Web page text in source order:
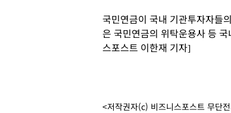
국민연금이 국내 기관투자자들
은 국민연금의 위탁운용사 등
스포스트 이한재 기자]
<저작권자(c) 비즈니스포스트 무단